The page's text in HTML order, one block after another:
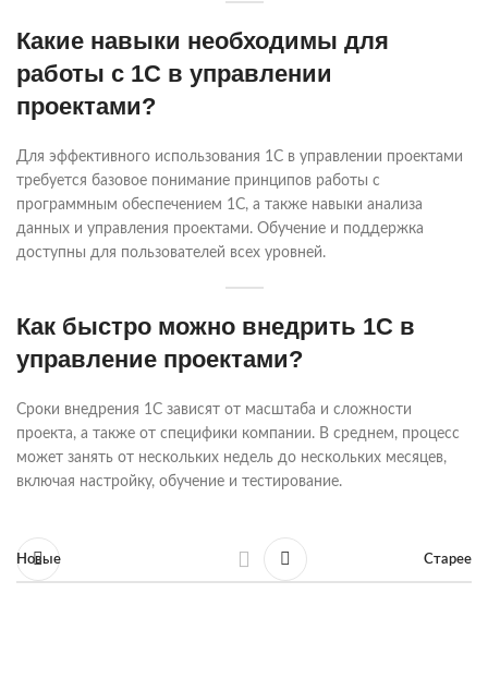
Какие навыки необходимы для
работы с 1С в управлении
проектами?
Для эффективного использования 1С в управлении проектами
требуется базовое понимание принципов работы с
программным обеспечением 1С, а также навыки анализа
данных и управления проектами. Обучение и поддержка
доступны для пользователей всех уровней.
Как быстро можно внедрить 1С в
управление проектами?
Сроки внедрения 1С зависят от масштаба и сложности
проекта, а также от специфики компании. В среднем, процесс
может занять от нескольких недель до нескольких месяцев,
включая настройку, обучение и тестирование.
Новые Старее